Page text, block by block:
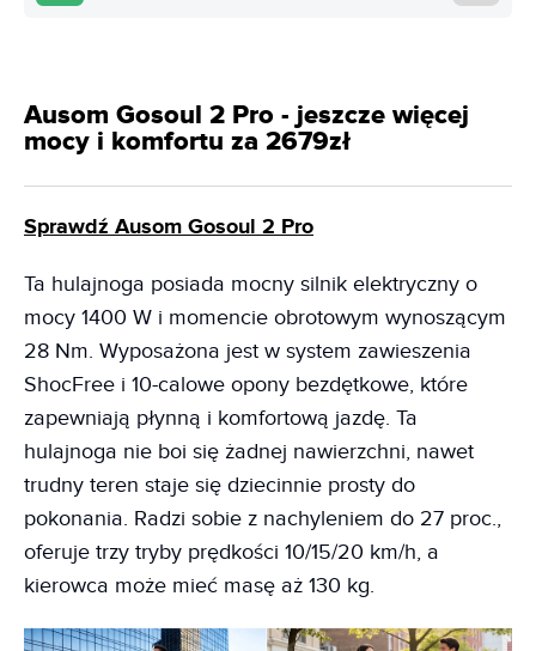
Ausom Gosoul 2 Pro - jeszcze więcej
mocy i komfortu za 2679zł
Sprawdź Ausom Gosoul 2 Pro
Ta hulajnoga posiada mocny silnik elektryczny o
mocy 1400 W i momencie obrotowym wynoszącym
28 Nm. Wyposażona jest w system zawieszenia
ShocFree i 10-calowe opony bezdętkowe, które
zapewniają płynną i komfortową jazdę. Ta
hulajnoga nie boi się żadnej nawierzchni, nawet
trudny teren staje się dziecinnie prosty do
pokonania. Radzi sobie z nachyleniem do 27 proc.,
oferuje trzy tryby prędkości 10/15/20 km/h, a
kierowca może mieć masę aż 130 kg.